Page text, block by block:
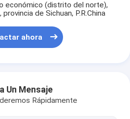
económico (distrito del norte),
de Sichuan, P.R.China
ahora
Un Mensaje
Rápidamente